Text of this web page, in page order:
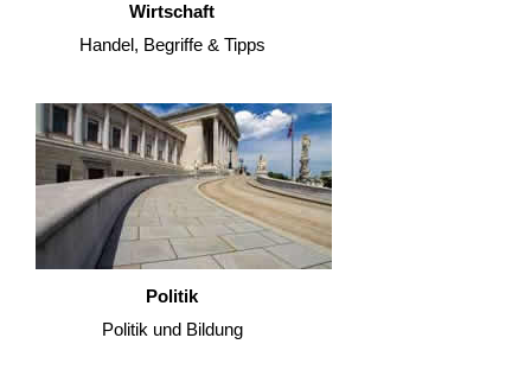
Wirtschaft
Handel, Begriffe & Tipps
Politik
Politik und Bildung